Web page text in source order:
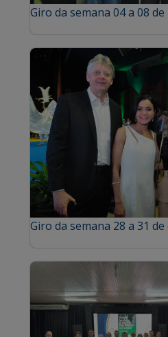
Giro da semana 04 a 08
Giro da semana 28 a 31